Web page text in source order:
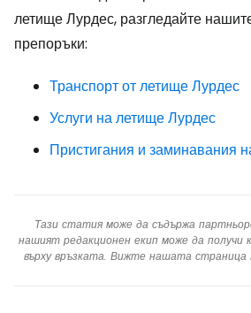
летище Лурдес, разгледайте
препоръки:
Транспорт от летище Лурдес
Услуги на летище Лурдес
Пристигания и заминавания
Тази статия може да съдържа
нашият редакционен екип може да получи
върху връзката. Вижте нашата страница